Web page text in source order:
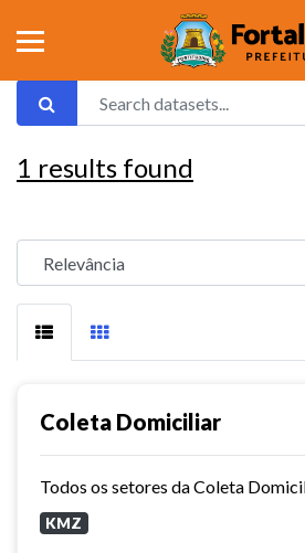
1 results found
Coleta Domiciliar
KMZ